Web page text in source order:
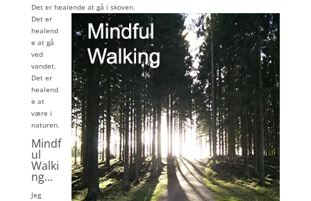
Det er healende at gå i skoven.
Det er
healend
e at gå
ved
vandet.
Det er
healend
e at
være i
naturen.
Mindf
ul
Walki
ng…
Jeg